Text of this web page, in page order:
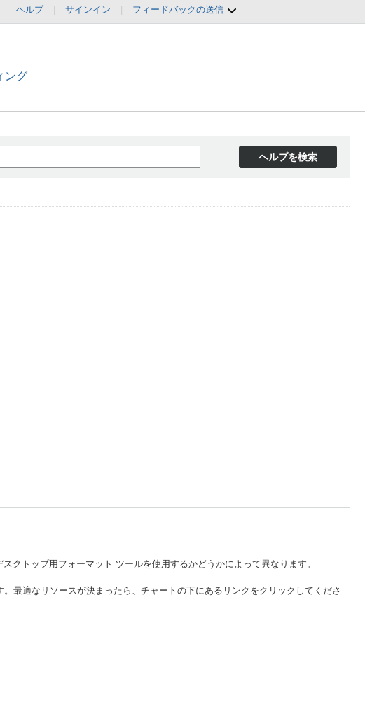
ヘルプ サインイン フィードバックの送信
ング
ヘルプを検索
クトップ用フォーマット ツールを使用するかどうかによって異なります。
最適なリソースが決まったら、チャートの下にあるリンクをクリックしてくださ